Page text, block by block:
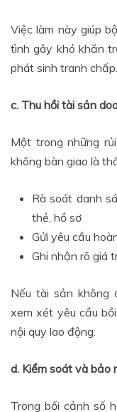
Việc làm này giúp
tình gây khó khăn
phát sinh tranh chấp.
c. Thu hồi tài sản
Một trong những
không bàn giao là
Rà soát danh
thẻ, hồ sơ
Gửi yêu cầu
Ghi nhận rõ giá
Nếu tài sản không
xem xét yêu cầu
nội quy lao động.
d. Kiểm soát và bảo
Trong bối cảnh số